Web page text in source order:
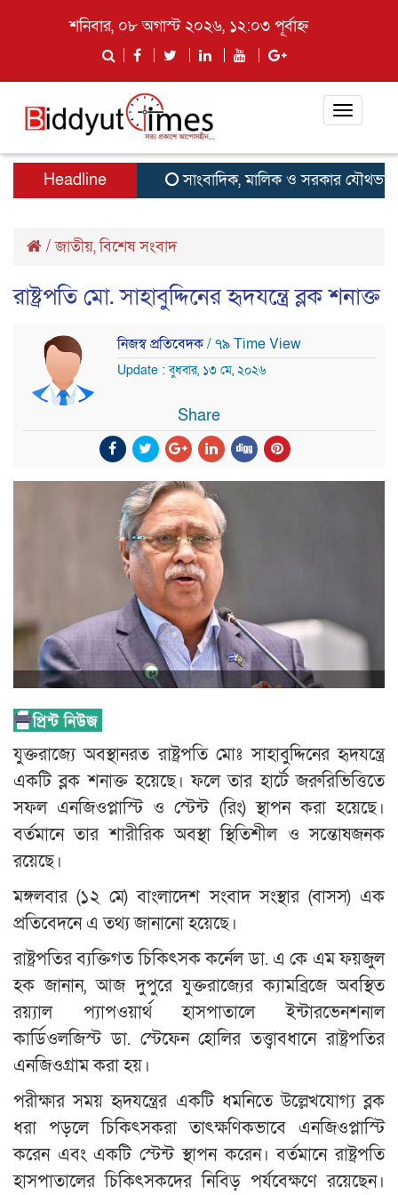
শনিবার, ০৮ অগাস্ট ২০২৬, ১২:০৩ পূর্বাহ্ন
Toggle
Headline সাংবাদিক, মালিক ও সরকার যৌথভাবে
/জাতীয়,বিশেষ সংবাদ
রাষ্ট্রপতি মো. সাহাবুদ্দিনের হৃদযন্ত্রে ব্লক শনাক্ত
নিজস্ব প্রতিবেদক/ ৭৯ Time View
Update : বুধবার, ১৩ মে, ২০২৬
Share
যুক্তরাজ্যে অবস্থানরত রাষ্ট্রপতি মোঃ সাহাবুদ্দিনের হৃদযন্ত্রে
একটি ব্লক শনাক্ত হয়েছে। ফলে তার হার্টে জরুরিভিত্তিতে
সফল এনজিওপ্লাস্টি ও স্টেন্ট (রিং) স্থাপন করা হয়েছে।
বর্তমানে তার শারীরিক অবস্থা স্থিতিশীল ও সন্তোষজনক
রয়েছে।
মঙ্গলবার (১২ মে) বাংলাদেশ সংবাদ সংস্থার (বাসস) এক
প্রতিবেদনে এ তথ্য জানানো হয়েছে।
রাষ্ট্রপতির ব্যক্তিগত চিকিৎসক কর্নেল ডা. এ কে এম ফয়জুল
হক জানান, আজ দুপুরে যুক্তরাজ্যের ক্যামব্রিজে অবস্থিত
রয়্যাল প্যাপওয়ার্থ হাসপাতালে ইন্টারভেনশনাল
কার্ডিওলজিস্ট ডা. স্টেফেন হোলির তত্ত্বাবধানে রাষ্ট্রপতির
এনজিওগ্রাম করা হয়।
পরীক্ষার সময় হৃদযন্ত্রের একটি ধমনিতে উল্লেখযোগ্য ব্লক
ধরা পড়লে চিকিৎসকরা তাৎক্ষণিকভাবে এনজিওপ্লাস্টি
করেন এবং একটি স্টেন্ট স্থাপন করেন। বর্তমানে রাষ্ট্রপতি
হাসপাতালের চিকিৎসকদের নিবিড় পর্যবেক্ষণে রয়েছেন।